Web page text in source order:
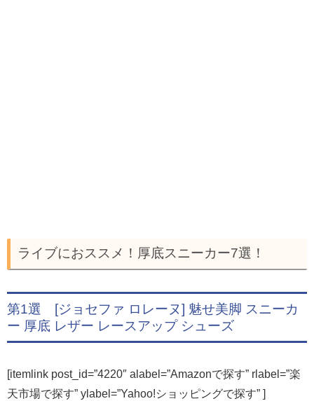
ライブにおススメ！厚底スニーカー7選！
第1選 [ジョセファ ロレーヌ] 魅せ美脚 スニーカ
ー 厚底 レザー レースアップ シューズ
[itemlink post_id=”4220″ alabel=”Amazonで探す” rlabel=”楽
天市場で探す” ylabel=”Yahoo!ショッピングで探す” ]